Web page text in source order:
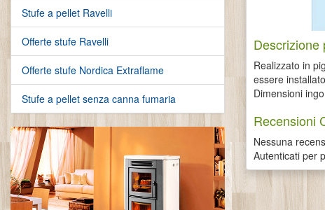
Stufe a pellet Ravelli
Offerte stufe Ravelli
Offerte stufe Nordica Extraflame
Stufe a pellet senza canna fumaria
Descrizione
Realizzato in
essere
Dimensioni
Recensioni
Nessuna
Autenticati per